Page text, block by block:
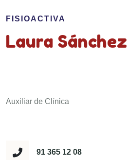
FISIOACTIVA
Laura Sánchez
Auxiliar de Clínica
91 365 12 08